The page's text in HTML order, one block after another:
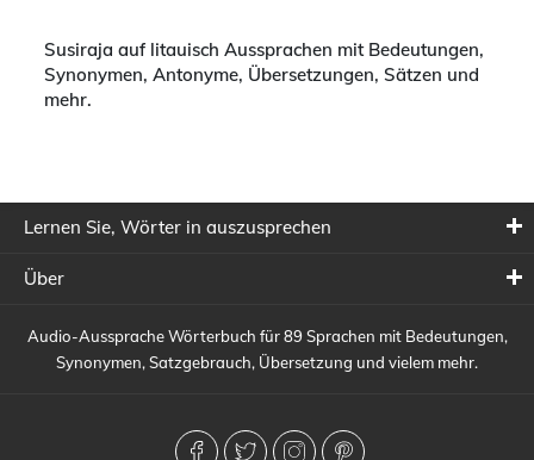
Susiraja auf litauisch Aussprachen mit Bedeutungen,
Synonymen, Antonyme, Übersetzungen, Sätzen und
mehr.
Lernen Sie, Wörter in auszusprechen
Über
Audio-Aussprache Wörterbuch für 89 Sprachen mit Bedeutungen,
Synonymen, Satzgebrauch, Übersetzung und vielem mehr.